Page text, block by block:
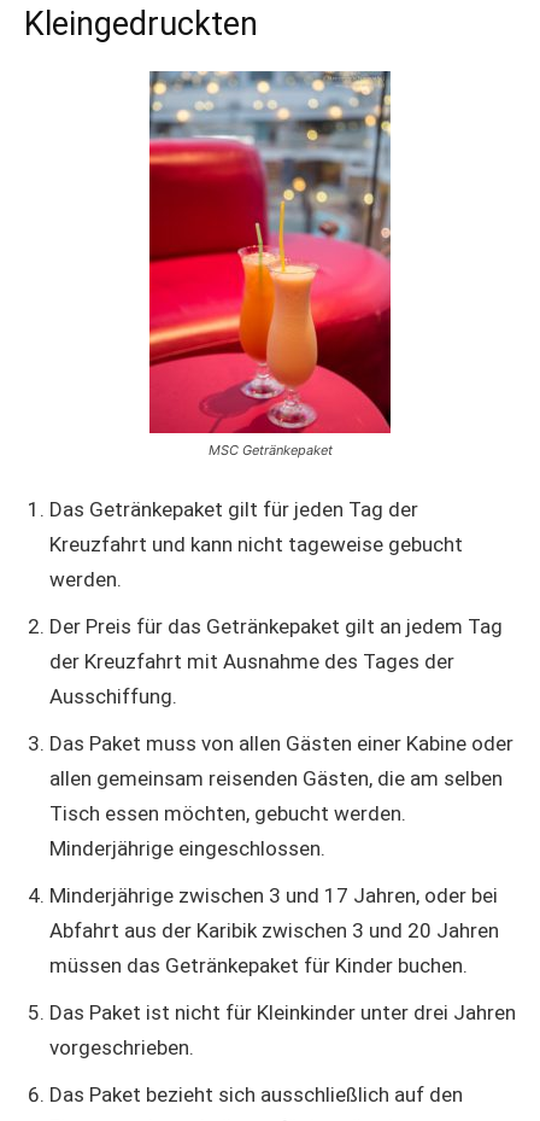
Kleingedruckten
MSC Getränkepaket
Das Getränkepaket gilt für jeden Tag der
Kreuzfahrt und kann nicht tageweise gebucht
werden.
Der Preis für das Getränkepaket gilt an jedem Tag
der Kreuzfahrt mit Ausnahme des Tages der
Ausschiffung.
Das Paket muss von allen Gästen einer Kabine oder
allen gemeinsam reisenden Gästen, die am selben
Tisch essen möchten, gebucht werden.
Minderjährige eingeschlossen.
Minderjährige zwischen 3 und 17 Jahren, oder bei
Abfahrt aus der Karibik zwischen 3 und 20 Jahren
müssen das Getränkepaket für Kinder buchen.
Das Paket ist nicht für Kleinkinder unter drei Jahren
vorgeschrieben.
Das Paket bezieht sich ausschließlich auf den